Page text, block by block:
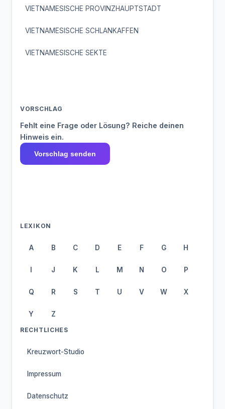
VIETNAMESISCHE PROVINZHAUPTSTADT
VIETNAMESISCHE SCHLANKAFFEN
VIETNAMESISCHE SEKTE
VORSCHLAG
Fehlt eine Frage oder Lösung? Reiche deinen
Hinweis ein.
Vorschlag senden
LEXIKON
A B C D E F G H
I J K L M N O P
Q R S T U V W X
Y Z
RECHTLICHES
Kreuzwort-Studio
Impressum
Datenschutz